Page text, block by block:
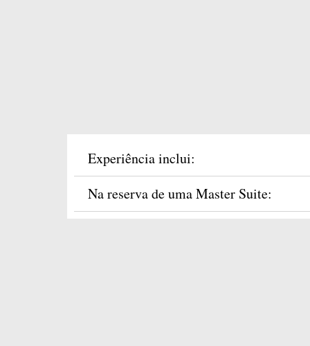
Experiência inclui:
Na reserva de uma Master Suite: